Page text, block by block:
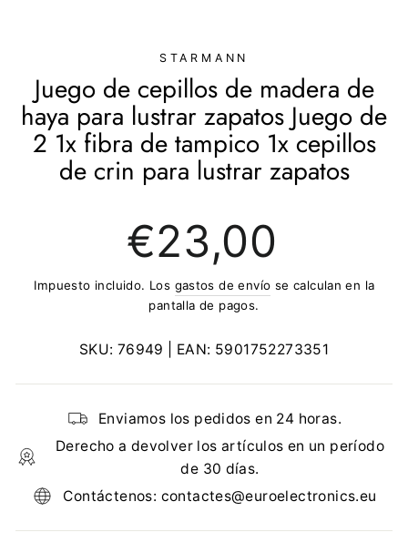
STARMANN
Juego de cepillos de madera de
haya para lustrar zapatos Juego de
2 1x fibra de tampico 1x cepillos
de crin para lustrar zapatos
regular
€23,00
Impuesto incluido. Los gastos de envío se calculan en la
pantalla de pagos.
SKU: 76949 | EAN: 5901752273351
Enviamos los pedidos en 24 horas.
Derecho a devolver los artículos en un período
de 30 días.
Contáctenos: contactes@euroelectronics.eu